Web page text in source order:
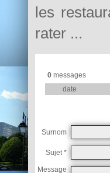
les
rater ...
0messages
date
Surnom
Sujet *
Message